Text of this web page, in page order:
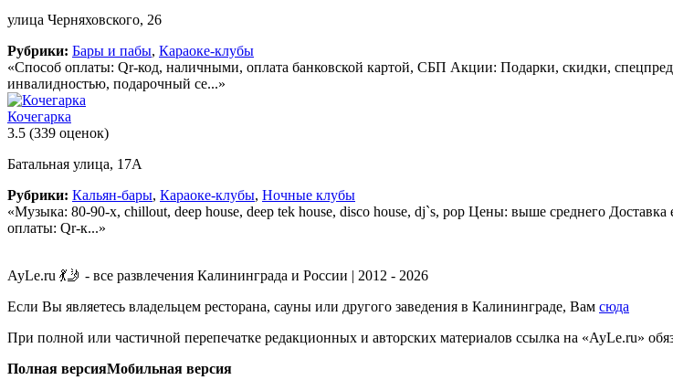
улица Черняховского, 26
Рубрики: Бары и пабы, Караоке-клубы
«Способ оплаты: Qr-код, наличными, оплата банковской картой, СБП Акции: Подарки, скидки,
инвалидностью, подарочный се...»
Кочегарка
3.5 (339 оценок)
Батальная улица, 17А
Рубрики: Кальян-бары, Караоке-клубы, Ночные клубы
«Музыка: 80-90-х, chillout, deep house, deep tek house, disco house, dj`s, pop Цены: выше среднего
оплаты: Qr-к...»
AyLe.ru 💃🤳 - все развлечения Калининграда и России | 2012 - 2026
Если Вы являетесь владельцем ресторана, сауны или другого заведения в Калининграде, Вам сюда
При полной или частичной перепечатке редакционных и авторских материалов ссылка на «AyLe.ru»
Полная версияМобильная версия